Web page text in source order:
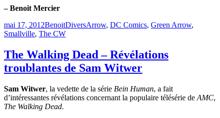
– Benoit Mercier
Publié
le
mai 17, 2012BenoitCatégories
DiversÉtiquettes
Arrow, DC Comics, Green Arrow,
Smallville, The CW
The Walking Dead – Révélations
troublantes de Sam Witwer
Sam Witwer, la vedette de la série Bein Human, a fait
d’intéressantes révélations concernant la populaire télésérie de AMC,
The Walking Dead.